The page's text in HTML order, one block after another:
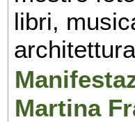
libri,
Martina